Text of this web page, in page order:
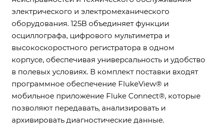
электрического и электромеханического
оборудования. 125B объединяет функции
осциллографа, цифрового мультиметра и
высокоскоростного регистратора в одном
корпусе, обеспечивая универсальность и удобство
в полевых условиях. В комплект поставки входят
программное обеспечение FlukeView® и
мобильное приложение Fluke Connect®, которые
позволяют передавать, анализировать и
архивировать диагностические данные.